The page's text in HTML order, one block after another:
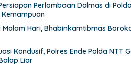
Perlombaan Dalmas di
Hari, Bhabinkamtibmas
Kondusif, Polres Ende Polda NTT
Liar